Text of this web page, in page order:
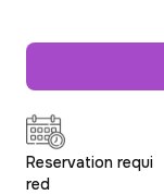
Reservation requi
red